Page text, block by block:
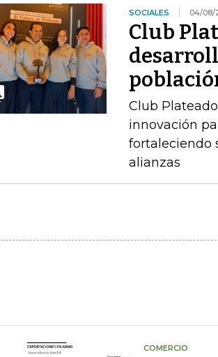
SOCIALES 04/08/
Club
Club
innovación
fortaleciendo
alianzas
COMERCIO